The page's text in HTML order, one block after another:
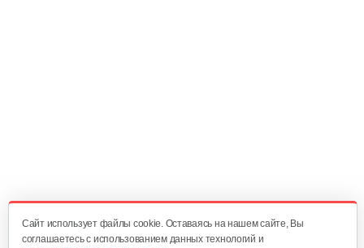
300 руб Смотреть
Cайт использует файлы cookie. Оставаясь на нашем сайте, Вы
соглашаетесь с использованием данных технологий и